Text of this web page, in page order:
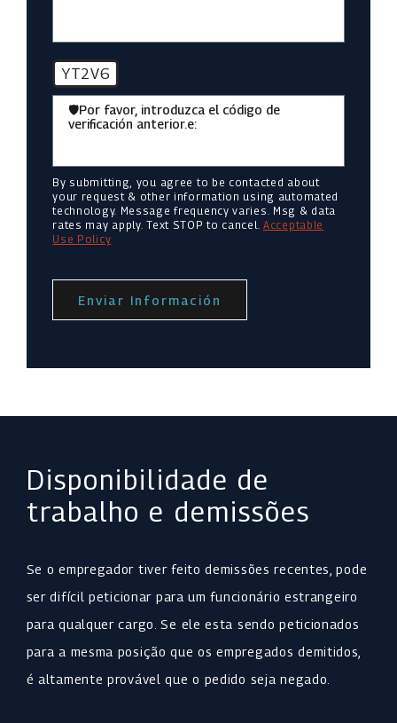
YT2V6
🛡️Por favor, introduzca el código de
verificación anterior.e:
By submitting, you agree to be contacted about
your request & other information using automated
technology. Message frequency varies. Msg & data
rates may apply. Text STOP to cancel.Acceptable
Use Policy
Enviar Información
Disponibilidade de
trabalho e demissões
Se o empregador tiver feito demissões recentes, pode
ser difícil peticionar para um funcionário estrangeiro
para qualquer cargo. Se ele esta sendo peticionados
para a mesma posição que os empregados demitidos,
é altamente provável que o pedido seja negado.